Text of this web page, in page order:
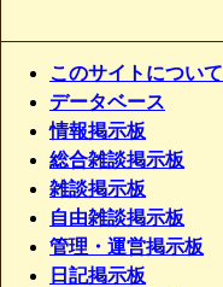
このサイトについて
データベース
情報掲示板
総合雑談掲示板
雑談掲示板
自由雑談掲示板
管理・運営掲示板
日記掲示板